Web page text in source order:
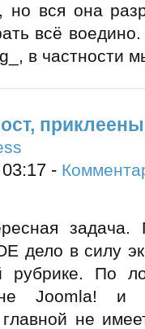
вся она
всё
в частности
-
задача.
дело в силу
рубрике. По
Joomla! и
главной не